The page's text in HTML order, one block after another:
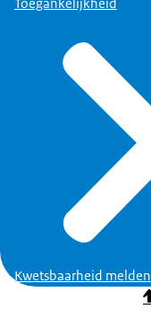
Toegankelijkheid
Kwetsbaarheid melden